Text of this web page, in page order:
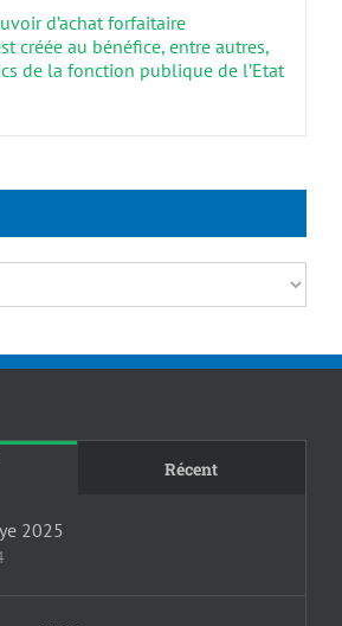
d’achat forfaitaire
créée au bénéfice, entre autres,
de la fonction publique de l’Etat
Récent
2025